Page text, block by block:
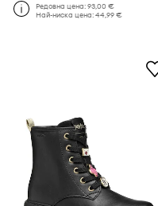
Редовна цена:93,00 €
Най-ниска цена:44,99 €